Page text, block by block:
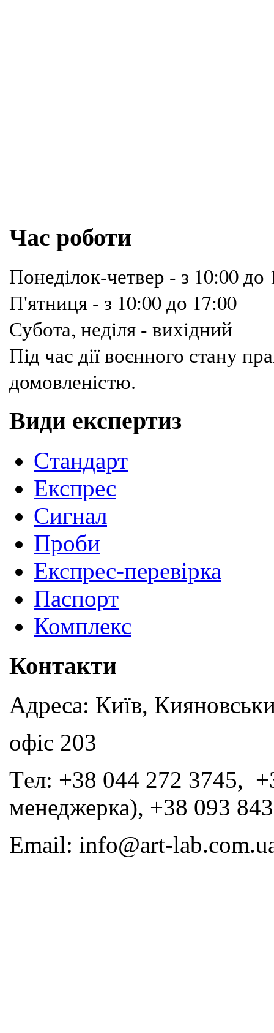
Час роботи
Понеділок-четвер - з 10:00 до
П'ятниця - з 10:00 до 17:00
Субота, неділя - вихідний
Під час дії воєнного стану
домовленістю.
Види експертиз
Cтандарт
Експрес
Сигнал
Проби
Експрес-перевірка
Паспорт
Комплекс
Контакти
Адреса: Київ,
офіс 203
Tел: +38 044 272 3745,
менеджерка), +38 093
Email: info@art-